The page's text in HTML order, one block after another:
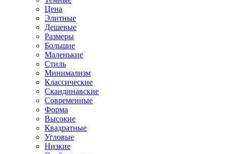
Цена
Элитные
Дешевые
Размеры
Большие
Маленькие
Стиль
Минимализм
Классические
Скандинавские
Современные
Форма
Высокие
Квадратные
Угловые
Низкие